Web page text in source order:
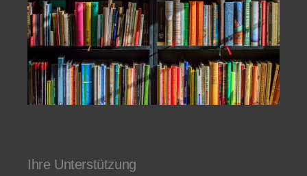
Ihre Unterstützung